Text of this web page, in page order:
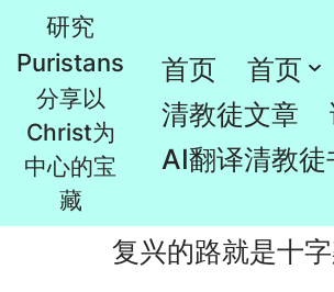
跳
至
正
文
研究
Puristans
分享以
Christ为
中心的宝
藏
首页 首页
清教徒文章
AI翻译清教徒
复兴的路（陶恕）
由 Rao 2024年3月8日
复兴的路就是十字